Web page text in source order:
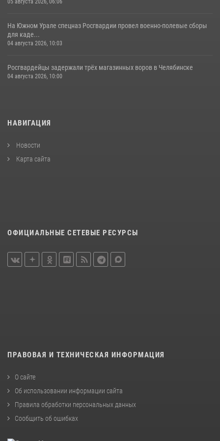
05 августа 2026, 06:06
На Южном Урале спецназ Росгвардии провел военно-полевые сборы
для каде...
04 августа 2026, 10:03
Росгвардейцы задержали трёх магазинных воров в Челябинске
04 августа 2026, 10:00
НАВИГАЦИЯ
Новости
Карта сайта
ОФИЦИАЛЬНЫЕ СЕТЕВЫЕ РЕСУРСЫ
ПРАВОВАЯ И ТЕХНИЧЕСКАЯ ИНФОРМАЦИЯ
О сайте
Об использовании информации сайта
Правила обработки персональных данных
Сообщить об ошибках